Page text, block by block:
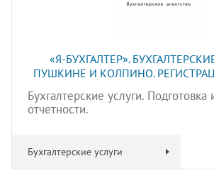
«Я-БУХГАЛТЕР».
ПУШКИНЕ И КОЛПИНО.
Бухгалтерские услуги. Подготовка
отчетности.
Бухгалтерские услуги